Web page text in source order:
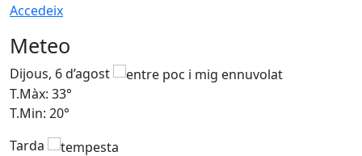
Accedeix
Meteo
Dijous, 6 d’agost
T.Màx: 33°
T.Min: 20°
Tarda